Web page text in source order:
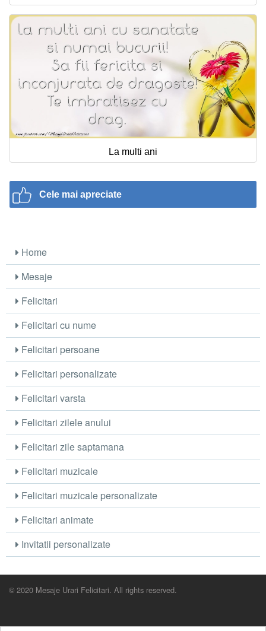
La multi ani
Cele mai apreciate
Home
Mesaje
Felicitari
Felicitari cu nume
Felicitari persoane
Felicitari personalizate
Felicitari varsta
Felicitari zilele anului
Felicitari zile saptamana
Felicitari muzicale
Felicitari muzicale personalizate
Felicitari animate
Invitatii personalizate
© 2020 Mesaje Urari Felicitari. All rights reserved.